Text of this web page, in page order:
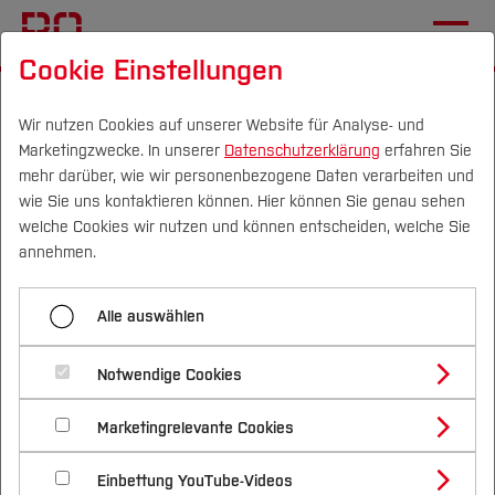
Campus Personen DE|EN Quicklinks
Studium
Studienangebote
Bachelorstudiengänge
Masterstudiengänge
Vor dem Studium
Bewerben & Einschreiben
Bewerbungsportal
Im Studium
Studienbüros und Prüfungen
Nach dem Studium
Forschung & Transfer
Profil
Forschungs- und Transferprofil
Schwerpunkte (FuT)
Beratung & Förderung
Nachhaltigkeit
Nachhaltigkeit studieren
International
Studium zwischen
Vulkanen und
internationalen
Perspektiven
16.06.2026International Office, Wirtschaft (FB W)
Wirtschaftsstudent erlebte
Auslandssemester auf der Insel
Cookie Einstellungen
Wir nutzen Cookies auf unserer Website für Analyse- und
Marketingzwecke. In unserer Datenschutzerklärung erfahren Sie
mehr darüber, wie wir personenbezogene Daten verarbeiten und
wie Sie uns kontaktieren können. Hier können Sie genau sehen
welche Cookies wir nutzen und können entscheiden, welche Sie
annehmen.
Alle auswählen
Notwendige Cookies
Marketingrelevante Cookies
Einbettung YouTube-Videos